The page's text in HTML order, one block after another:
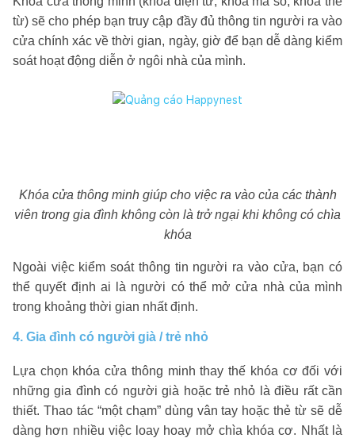
từ) sẽ cho phép bạn truy cập đầy đủ thông tin người ra vào
cửa chính xác về thời gian, ngày, giờ để bạn dễ dàng kiểm
soát hoạt động diễn ở ngôi nhà của mình.
Khóa cửa thông minh giúp cho việc ra vào của các thành
viên trong gia đình không còn là trở ngại khi không có chìa
khóa
Ngoài việc kiểm soát thông tin người ra vào cửa, bạn có
thể quyết định ai là người có thể mở cửa nhà của mình
trong khoảng thời gian nhất định.
4. Gia đình có người già / trẻ nhỏ
Lựa chọn khóa cửa thông minh thay thế khóa cơ đối với
những gia đình có người già hoặc trẻ nhỏ là điều rất cần
thiết. Thao tác “một chạm” dùng vân tay hoặc thẻ từ sẽ dễ
dàng hơn nhiều việc loay hoay mở chìa khóa cơ. Nhất là